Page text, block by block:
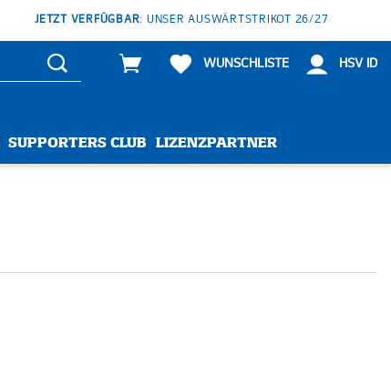
JETZT VERFÜGBAR: UNSER AUSWÄRTSTRIKOT 26/27
WUNSCHLISTE HSV ID
SUPPORTERS CLUB LIZENZPARTNER